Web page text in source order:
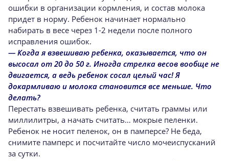
ошибки в организации кормления, и состав молока
придет в норму. Ребенок начинает нормально
набирать в весе через 1-2 недели после полного
исправления ошибок.
— Когда я взвешиваю ребенка, оказывается, что он
высосал от 20 до 50 г. Иногда стрелка весов вообще не
двигается, а ведь ребенок сосал целый час! Я
докармливаю и молока становится все меньше. Что
делать?
Перестать взвешивать ребенка, считать граммы или
миллилитры, а начать считать… мокрые пеленки.
Ребенок не носит пеленок, он в памперсе? Не беда,
снимите памперс и посчитайте число мочеиспусканий
за сутки.